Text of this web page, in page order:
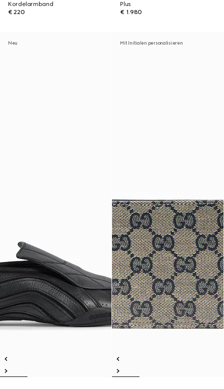
Kordelarmband
€ 220
Plus
€ 1.980
Neu Mit Initialen personalisieren